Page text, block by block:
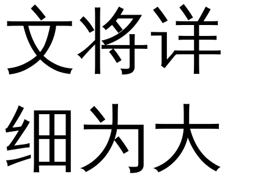
文将详
细为大